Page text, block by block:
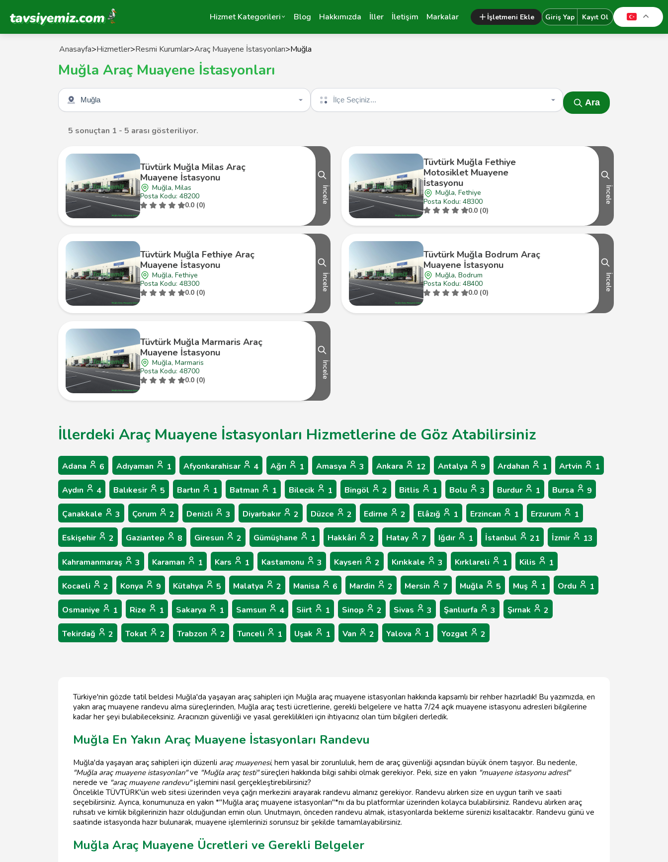
Tavsiyemiz Anasayfa Hizmet Kategorileri Blog Hakkımızda İller İletişim Markalar İşletmeni Ekle Giriş Yap Kayıt Ol
Anasayfa>Hizmetler>Resmi Kurumlar>Araç Muayene İstasyonları>Muğla
Muğla Araç Muayene İstasyonları
Şehir seçin İlçe seçin
Ara
5 sonuçtan 1 - 5 arası gösteriliyor.
Tüvtürk Muğla Milas Araç
Muayene İstasyonu
Muğla, Milas
Posta Kodu: 48200
0.0 (0)
İncele
Tüvtürk Muğla Fethiye
Motosiklet Muayene
İstasyonu
Muğla, Fethiye
Posta Kodu: 48300
0.0 (0)
İncele
Tüvtürk Muğla Fethiye Araç
Muayene İstasyonu
Muğla, Fethiye
Posta Kodu: 48300
0.0 (0)
İncele
Tüvtürk Muğla Bodrum Araç
Muayene İstasyonu
Muğla, Bodrum
Posta Kodu: 48400
0.0 (0)
İncele
Tüvtürk Muğla Marmaris Araç
Muayene İstasyonu
Muğla, Marmaris
Posta Kodu: 48700
0.0 (0)
İncele
İllerdeki Araç Muayene İstasyonları Hizmetlerine de Göz Atabilirsiniz
Adana 6 Adıyaman 1 Afyonkarahisar 4 Ağrı 1 Amasya 3 Ankara 12 Antalya 9 Ardahan 1 Artvin 1
Aydın 4 Balıkesir 5 Bartın 1 Batman 1 Bilecik 1 Bingöl 2 Bitlis 1 Bolu 3 Burdur 1 Bursa 9
Çanakkale 3 Çorum 2 Denizli 3 Diyarbakır 2 Düzce 2 Edirne 2 Elâzığ 1 Erzincan 1 Erzurum 1
Eskişehir 2 Gaziantep 8 Giresun 2 Gümüşhane 1 Hakkâri 2 Hatay 7 Iğdır 1 İstanbul 21 İzmir 13
Kahramanmaraş 3 Karaman 1 Kars 1 Kastamonu 3 Kayseri 2 Kırıkkale 3 Kırklareli 1 Kilis 1
Kocaeli 2 Konya 9 Kütahya 5 Malatya 2 Manisa 6 Mardin 2 Mersin 7 Muğla 5 Muş 1 Ordu 1
Osmaniye 1 Rize 1 Sakarya 1 Samsun 4 Siirt 1 Sinop 2 Sivas 3 Şanlıurfa 3 Şırnak 2
Tekirdağ 2 Tokat 2 Trabzon 2 Tunceli 1 Uşak 1 Van 2 Yalova 1 Yozgat 2
Türkiye'nin gözde tatil beldesi Muğla'da yaşayan araç sahipleri için Muğla araç muayene istasyonları hakkında kapsamlı bir rehber hazırladık! Bu yazımızda, en
yakın araç muayene randevu alma süreçlerinden, Muğla araç testi ücretlerine, gerekli belgelere ve hatta 7/24 açık muayene istasyonu adresleri bilgilerine
kadar her şeyi bulabileceksiniz. Aracınızın güvenliği ve yasal gereklilikleri için ihtiyacınız olan tüm bilgileri derledik.
Muğla En Yakın Araç Muayene İstasyonları Randevu
Muğla'da yaşayan araç sahipleri için düzenli araç muayenesi, hem yasal bir zorunluluk, hem de araç güvenliği açısından büyük önem taşıyor. Bu nedenle,
"Muğla araç muayene istasyonları"ve "Muğla araç testi"süreçleri hakkında bilgi sahibi olmak gerekiyor. Peki, size en yakın "muayene istasyonu adresl"
nerede ve "araç muayene randevu"işlemini nasıl gerçekleştirebilirsiniz?
Öncelikle TÜVTÜRK'ün web sitesi üzerinden veya çağrı merkezini arayarak randevu almanız gerekiyor. Randevu alırken size en uygun tarih ve saati
seçebilirsiniz. Ayrıca, konumunuza en yakın *"Muğla araç muayene istasyonları"*nı da bu platformlar üzerinden kolayca bulabilirsiniz. Randevu alırken araç
ruhsatı ve kimlik bilgilerinizin hazır olduğundan emin olun. Unutmayın, önceden randevu almak, istasyonlarda bekleme sürenizi kısaltacaktır. Randevu günü ve
saatinde istasyonda hazır bulunarak, muayene işlemlerinizi sorunsuz bir şekilde tamamlayabilirsiniz.
Muğla Araç Muayene Ücretleri ve Gerekli Belgeler